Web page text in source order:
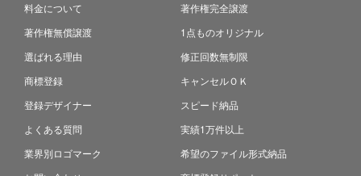
料金について
著作権無償譲渡
選ばれる理由
商標登録
登録デザイナー
よくある質問
業界別ロゴマーク
著作権完全譲渡
1点ものオリジナル
修正回数無制限
キャンセルＯＫ
スピード納品
実績1万件以上
希望のファイル形式納品